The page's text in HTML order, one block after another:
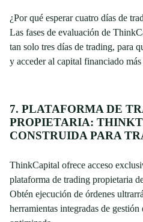
¿Por qué esperar cuatro días de
Las fases de evaluación de
tan solo tres días de trading, para
y acceder al capital financiado
7. PLATAFORMA DE
PROPIETARIA:
CONSTRUIDA PARA
ThinkCapital ofrece acceso
plataforma de trading propietaria
Obtén ejecución de órdenes
herramientas integradas de